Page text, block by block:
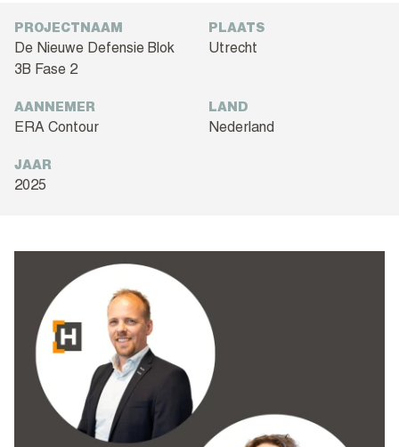
PROJECTNAAM
De Nieuwe Defensie Blok
3B Fase 2
PLAATS
Utrecht
AANNEMER
ERA Contour
LAND
Nederland
JAAR
2025